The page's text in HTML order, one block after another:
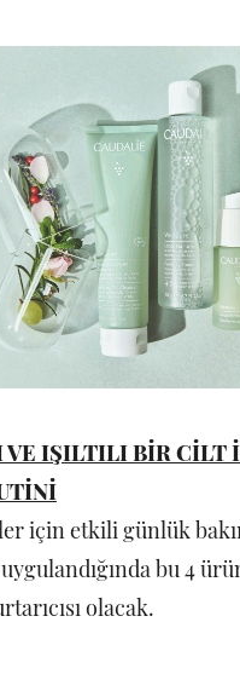
VE IŞILTILI BİR CİLT
için etkili günlük
bu 4
olacak.